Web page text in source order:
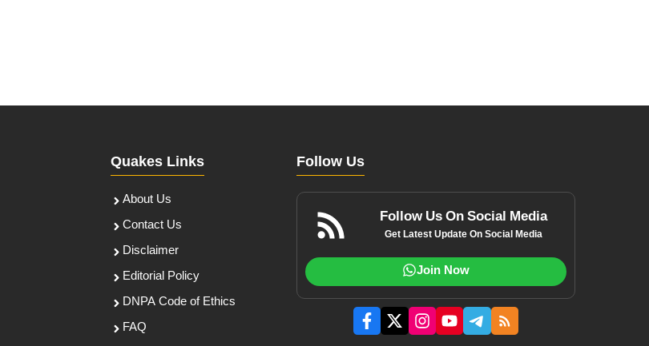
Quakes Links
About Us
Contact Us
Disclaimer
Editorial Policy
DNPA Code of Ethics
FAQ
Follow Us
Follow Us On Social Media
Get Latest Update On Social Media
Join Now